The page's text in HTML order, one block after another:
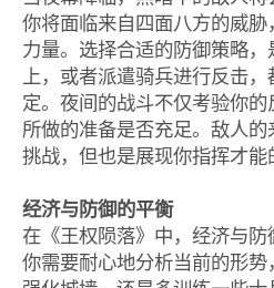
你将面临来自四面八方的威
力量。选择合适的防御策略
上，或者派遣骑兵进行反击
定。夜间的战斗不仅考验你
所做的准备是否充足。敌人
挑战，但也是展现你指挥才能
经济与防御的平衡
在《王权陨落》中，经济与防
你需要耐心地分析当前的形